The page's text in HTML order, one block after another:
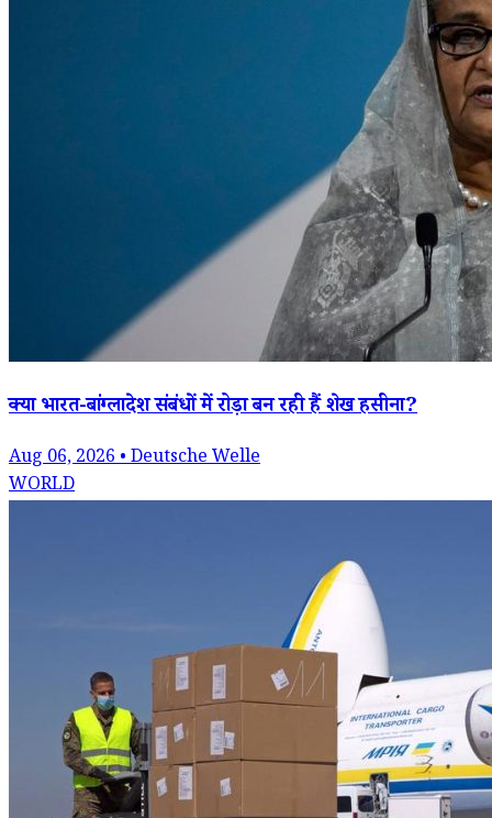
क्या भारत-बांग्लादेश संबंधों में रोड़ा बन रही हैं शेख हसीना?
Aug 06, 2026 • Deutsche Welle
WORLD